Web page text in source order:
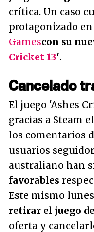
crítica. Un caso
protagonizado
Gamescon su
Cricket 13'.
Cancelado
El juego 'Ashes
gracias a Steam
los comentarios
usuarios
australiano han
favorables
Este mismo
retirar el juego
oferta y